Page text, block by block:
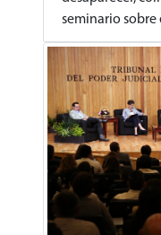
seminario sobre